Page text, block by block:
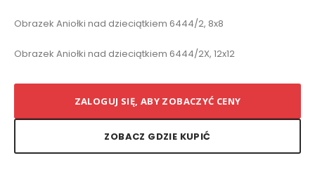
Elementy
Obrazek Aniołki nad dzieciątkiem 6444/2, 8x8
Obrazek Aniołki nad dzieciątkiem 6444/2X, 12x12
ZALOGUJ SIĘ, ABY ZOBACZYĆ CENY
ZOBACZ GDZIE KUPIĆ